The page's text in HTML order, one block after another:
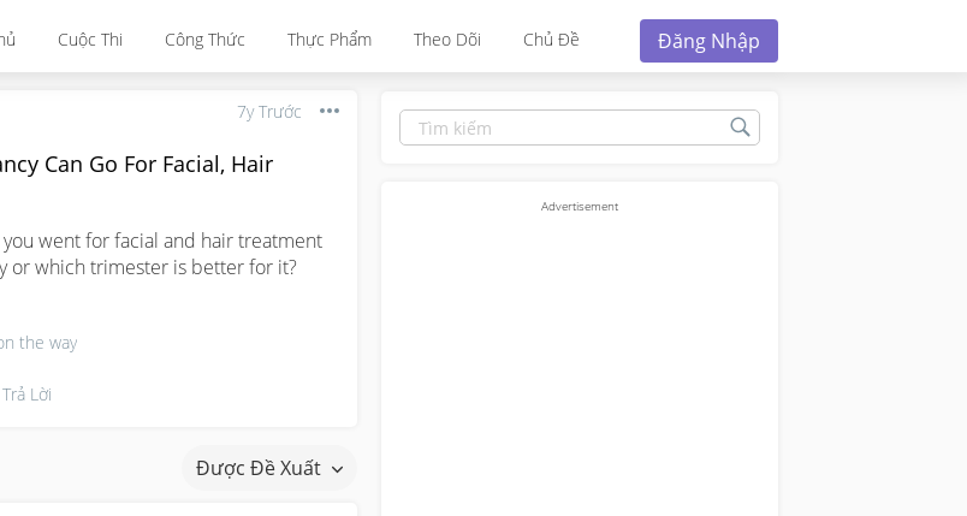
Cuộc Thi Công Thức Thực Phẩm Theo Dõi Chủ Đề Đăng Nhập
7y Trước
Can Go For Facial, Hair
went for facial and hair treatment
or which trimester is better for it?
the way
Trả Lời
Được Đề Xuất